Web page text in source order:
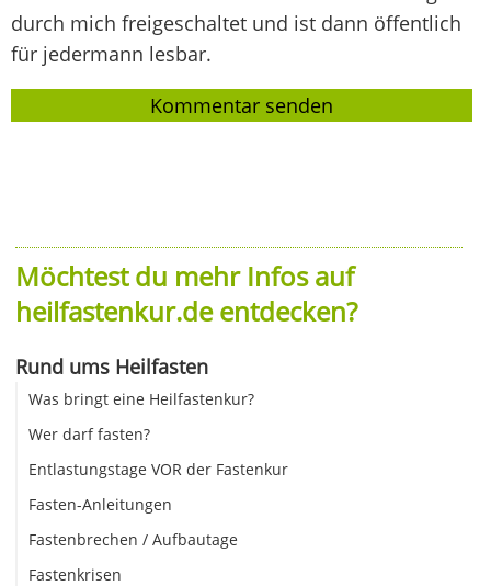
durch mich freigeschaltet und ist dann öffentlich
für jedermann lesbar.
Möchtest du mehr Infos auf
heilfastenkur.de entdecken?
Rund ums Heilfasten
Was bringt eine Heilfastenkur?
Wer darf fasten?
Entlastungstage VOR der Fastenkur
Fasten-Anleitungen
Fastenbrechen / Aufbautage
Fastenkrisen